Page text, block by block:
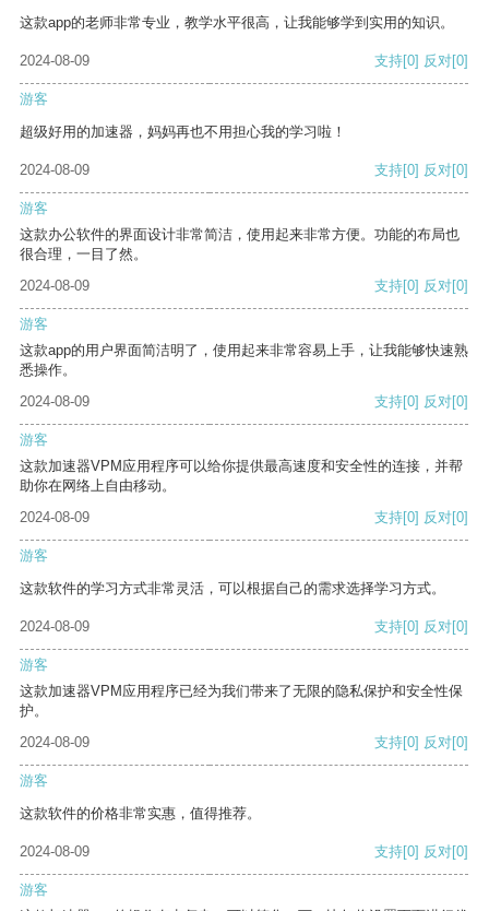
这款app的老师非常专业，教学水平很高，让我能够学到实用的知识。
2024-08-09 支持[0] 反对[0]
游客
超级好用的加速器，妈妈再也不用担心我的学习啦！
2024-08-09 支持[0] 反对[0]
游客
这款办公软件的界面设计非常简洁，使用起来非常方便。功能的布局也
很合理，一目了然。
2024-08-09
支持[0] 反对[0]
游客
这款app的用户界面简洁明了，使用起来非常容易上手，让我能够快速熟
悉操作。
2024-08-09
支持[0] 反对[0]
游客
这款加速器VPM应用程序可以给你提供最高速度和安全性的连接，并帮
助你在网络上自由移动。
2024-08-09
支持[0] 反对[0]
游客
这款软件的学习方式非常灵活，可以根据自己的需求选择学习方式。
2024-08-09 支持[0] 反对[0]
游客
这款加速器VPM应用程序已经为我们带来了无限的隐私保护和安全性保
护。
2024-08-09
支持[0] 反对[0]
游客
这款软件的价格非常实惠，值得推荐。
2024-08-09 支持[0] 反对[0]
游客